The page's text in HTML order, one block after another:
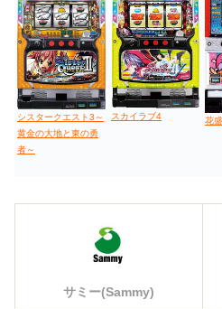
シスタークエスト3～
黄金の大地と東の勇
者～
スカイラブ4 花盛
サミー(Sammy)